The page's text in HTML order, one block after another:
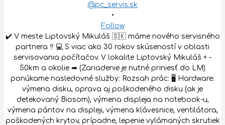
@pc_servis.sk
•
Follow
✔️ V meste Liptovský Mikuláš 🇸🇰 máme nového servisného
partnera ‼️ 💻 S viac ako 30 rokov skúseností v oblasti
servisovania počítačov. V lokalite Liptovský Mikuláš + -
50km a okolie ➡ (Zariadenie je nutné priniesť do LM)
ponúkame nasledovné služby: Rozsah prác: 🖥 Hardware:
výmena disku, oprava aj poškodeného disku (ak je
detekovaný Biosom), výmena displeja na notebook-u,
výmena pántov na displeji, výmena klávesnice, ventilátora,
poškodených krytov, prípadne, lepenie vylámaných skrutiek